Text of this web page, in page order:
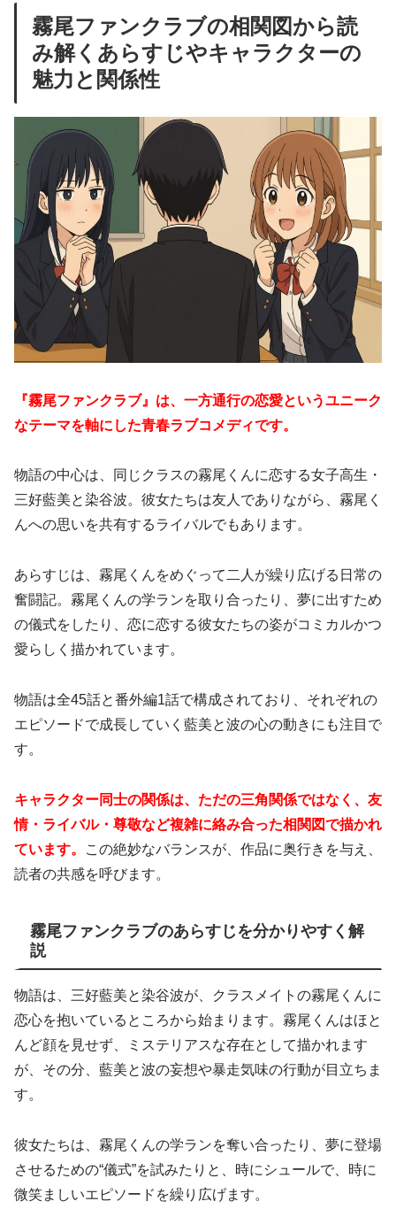
霧尾ファンクラブの相関図から読
み解くあらすじやキャラクターの
魅力と関係性
『霧尾ファンクラブ』は、一方通行の恋愛というユニーク
なテーマを軸にした青春ラブコメディです。
物語の中心は、同じクラスの霧尾くんに恋する女子高生・
三好藍美と染谷波。彼女たちは友人でありながら、霧尾く
んへの思いを共有するライバルでもあります。
あらすじは、霧尾くんをめぐって二人が繰り広げる日常の
奮闘記。霧尾くんの学ランを取り合ったり、夢に出すため
の儀式をしたり、恋に恋する彼女たちの姿がコミカルかつ
愛らしく描かれています。
物語は全45話と番外編1話で構成されており、それぞれの
エピソードで成長していく藍美と波の心の動きにも注目で
す。
キャラクター同士の関係は、ただの三角関係ではなく、友
情・ライバル・尊敬など複雑に絡み合った相関図で描かれ
ています。
この絶妙なバランスが、作品に奥行きを与え、
読者の共感を呼びます。
霧尾ファンクラブのあらすじを分かりやすく解
説
物語は、三好藍美と染谷波が、クラスメイトの霧尾くんに
恋心を抱いているところから始まります。霧尾くんはほと
んど顔を見せず、ミステリアスな存在として描かれます
が、その分、藍美と波の妄想や暴走気味の行動が目立ちま
す。
彼女たちは、霧尾くんの学ランを奪い合ったり、夢に登場
させるための“儀式”を試みたりと、時にシュールで、時に
微笑ましいエピソードを繰り広げます。